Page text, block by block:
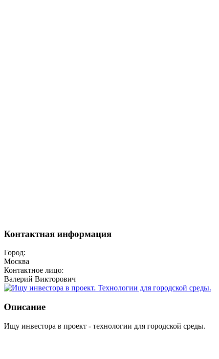
Контактная информация
Город:
Москва
Контактное лицо:
Валерий Викторович
Описание
Ищу инвестора в проект - технологии для городской среды.